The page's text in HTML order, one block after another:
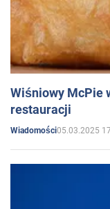
Wiśniowy McPie
restauracji
Wiadomości05.03.2025